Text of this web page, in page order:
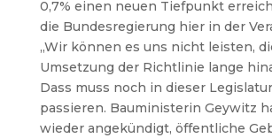
0,7% einen neuen Tiefpunkt
die Bundesregierung hier in der
„Wir können es uns nicht leisten,
Umsetzung der Richtlinie lange
Dass muss noch in dieser
passieren. Bauministerin Geywitz
wieder angekündigt, öffentliche